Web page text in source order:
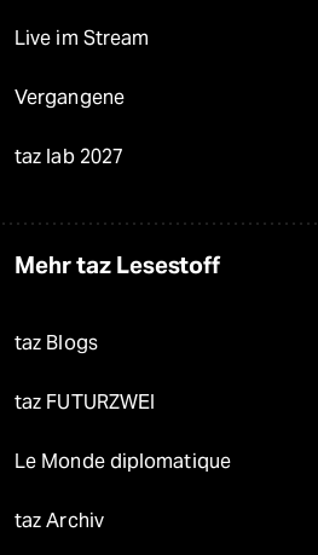
Live im Stream
Vergangene
taz lab 2027
Mehr taz Lesestoff
taz Blogs
taz FUTURZWEI
Le Monde diplomatique
taz Archiv